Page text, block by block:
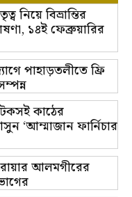
নিয়ে বিভ্রান্তির
১৪ই ফেব্রুয়ারির
পাহাড়তলীতে ফ্রি
কাঠের
‘আম্মাজান ফার্নিচার
আলমগীরের